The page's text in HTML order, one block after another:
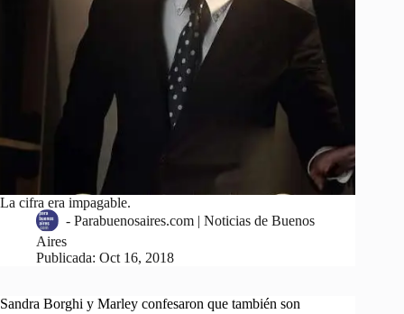
La cifra era impagable.
- Parabuenosaires.com | Noticias de Buenos
Aires
Publicada: Oct 16, 2018
Sandra Borghi y Marley confesaron que también son